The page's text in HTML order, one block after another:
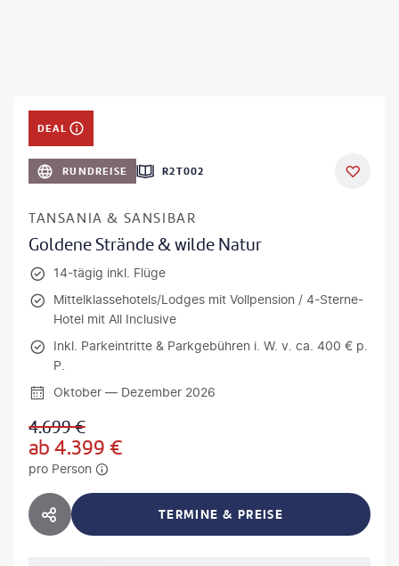
DEAL
RUNDREISE R2T002
TANSANIA & SANSIBAR
Goldene Strände & wilde Natur
14-tägig inkl. Flüge
Mittelklassehotels/Lodges mit Vollpension / 4-Sterne-
Hotel mit All Inclusive
Inkl. Parkeintritte & Parkgebühren i. W. v. ca. 400 € p.
P.
Oktober — Dezember 2026
4.699€
ab4.399 €
pro Person
HOTEL TEILEN TERMINE & PREISE